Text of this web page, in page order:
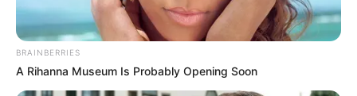
BRAINBERRIES
A Rihanna Museum Is Probably Opening Soon